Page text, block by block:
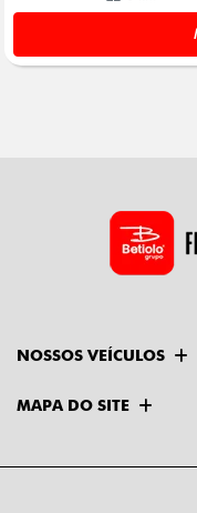
NOSSOS VEÍCULOS
MAPA DO SITE